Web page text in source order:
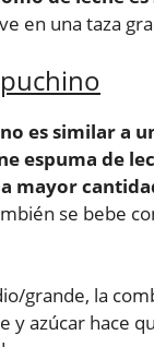
en una taza
es similar a
espuma de
mayor
se bebe
grande, la
y azúcar hace